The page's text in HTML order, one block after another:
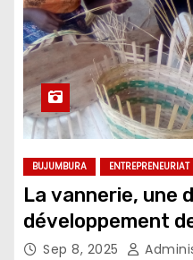
BUJUMBURA ENTREPRENEURIAT
La vannerie, une
développement
Sep 8, 2025